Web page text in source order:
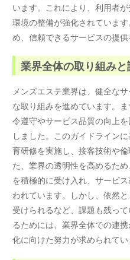
います。これにより、利用者
環境の整備が強化されていま
め、信頼できるサービスの提
業界全体の取り組みと
メンズエステ業界は、健全な
な取り組みを進めています。
令遵守やサービス品質の向上
しました。このガイドライン
育研修を実施し、接客技術や
た、業界の透明性を高めるた
を積極的に受け入れ、サービ
われています。しかし、依然
受けられるなど、課題も残っ
るためには、業界全体での連
化に向けた努力が求められてい